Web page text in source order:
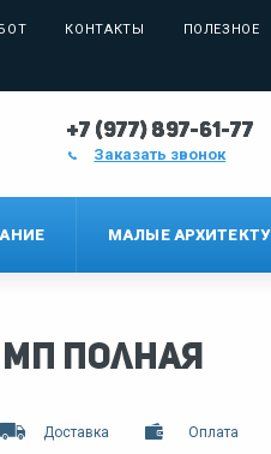
КОНТАКТЫ ПОЛЕЗНОЕ
+7 (977) 897-61-77
Заказать звонок
МАЛЫЕ
полная
Доставка Оплата